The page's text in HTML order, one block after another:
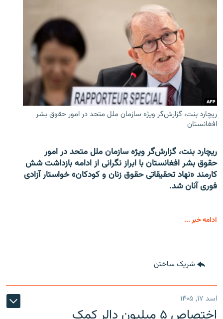
ریچارد بنت، گزارش‌گر ویژه سازمان ملل متحد در امور حقوق بشر
افغانستان
ریچارد بنت، گزارش‌گر ویژه سازمان ملل متحد در امور
حقوق بشر افغانستان با ابراز نگرانی از ادامه بازداشت شش
کارمند «نهاد تحقیقاتی حقوق زنان و کودکان» خواستار آزادی
فوری آنان شد.
ادامه خبر ...
شریک ساختن
اسد ۱۷, ۱۴۰۵